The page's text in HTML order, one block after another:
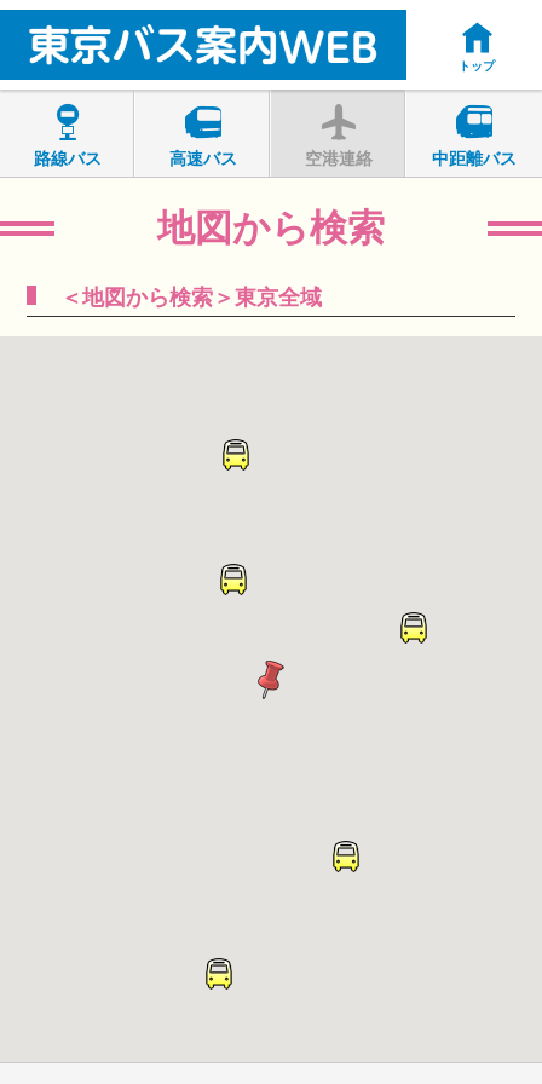
トップ
路線バス 高速バス 空港連絡 中距離バス
地図から検索
＜地図から検索＞東京全域